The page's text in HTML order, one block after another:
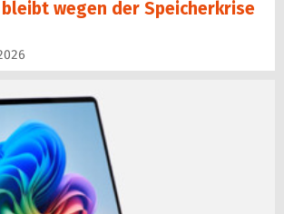
wegen der Speicherkrise